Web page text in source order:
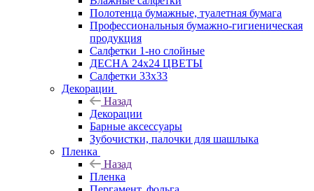
Полотенца бумажные, туалетная бумага
Профессиональныя бумажно-гигиеническая
продукция
Салфетки 1-но слойные
ДЕСНА 24х24 ЦВЕТЫ
Салфетки 33х33
Декорации
Назад
Декорации
Барные аксессуары
Зубочистки, палочки для шашлыка
Пленка
Назад
Пленка